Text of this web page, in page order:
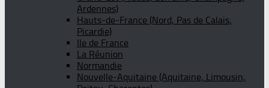
Ardennes)
Hauts-de-France (Nord, Pas de Calais,
Picardie)
Ile de France
La Réunion
Normandie
Nouvelle-Aquitaine (Aquitaine, Limousin,